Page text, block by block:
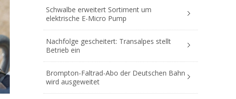
Schwalbe erweitert Sortiment um
elektrische E-Micro Pump
Nachfolge gescheitert: Transalpes stellt
Betrieb ein
Brompton-Faltrad-Abo der Deutschen Bahn
wird ausgeweitet